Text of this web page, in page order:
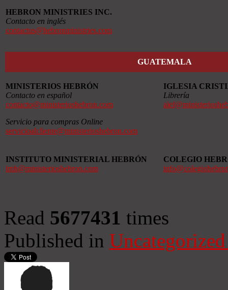
HEBRON MINISTRIES INC.
Contacto en inglés
contactus@hebronministries.com
GUATEMALA
MINISTERIOS HEBRÓN
Contacto en español
contacto@ministerioshebron.com
Servicio para compras Online
servicioalcliente@ministerioshebron.com
IGLESIA
Librería
INSTITUTO MINISTERIAL HEBRÓN
imh@ministerioshebron.com
COLEGIO
Read 5677431 times
Published in